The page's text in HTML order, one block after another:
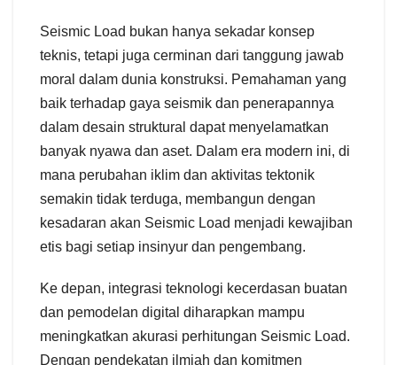
Seismic Load bukan hanya sekadar konsep
teknis, tetapi juga cerminan dari tanggung jawab
moral dalam dunia konstruksi. Pemahaman yang
baik terhadap gaya seismik dan penerapannya
dalam desain struktural dapat menyelamatkan
banyak nyawa dan aset. Dalam era modern ini, di
mana perubahan iklim dan aktivitas tektonik
semakin tidak terduga, membangun dengan
kesadaran akan Seismic Load menjadi kewajiban
etis bagi setiap insinyur dan pengembang.
Ke depan, integrasi teknologi kecerdasan buatan
dan pemodelan digital diharapkan mampu
meningkatkan akurasi perhitungan Seismic Load.
Dengan pendekatan ilmiah dan komitmen